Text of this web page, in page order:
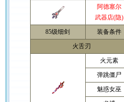
阿德塞尔
武器店(隐)
85级细剑 装备条件
火舌刃
火元素
弹跳僵尸
魅惑女巫